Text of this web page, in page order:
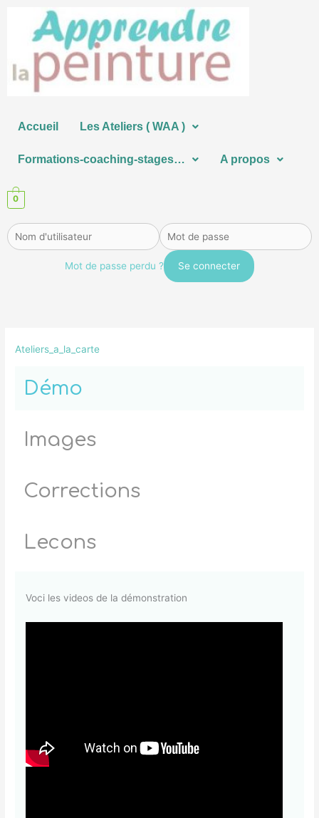
contenu
Accueil Les Ateliers ( WAA )
Formations-coaching-stages… A propos
0
Mot de passe perdu ?
Ateliers_a_la_carte
Démo
Images
Corrections
Lecons
Voci les videos de la démonstration